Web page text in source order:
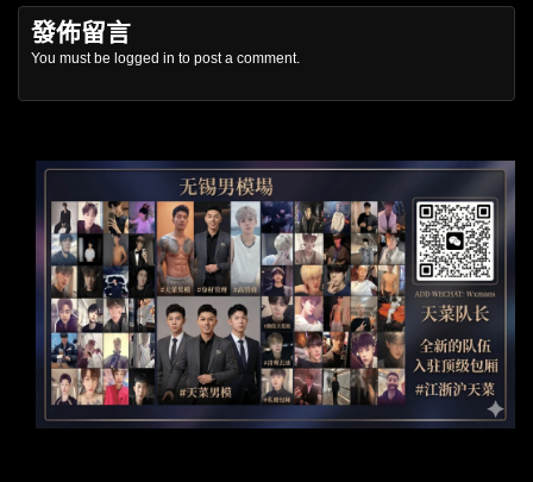
發佈留言
You must be logged in to post a comment.